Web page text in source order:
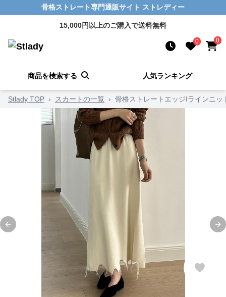
骨格ストレート専門通販サイト ストレディー
15,000円以上のご購入で送料無料
0 0
商品を検索する 人気ランキング
Stlady TOP › スカートの一覧 › 骨格ストレートエッジIラインニッ
Previous slide